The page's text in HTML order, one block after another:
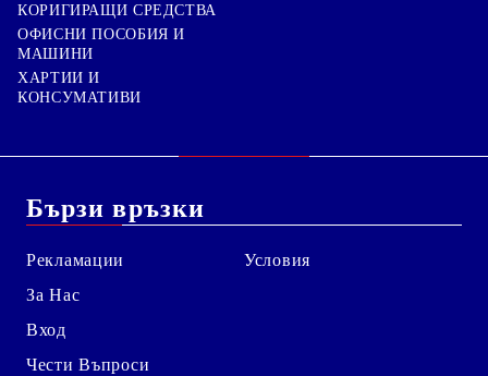
КОРИГИРАЩИ СРЕДСТВА
ОФИСНИ ПОСОБИЯ И
МАШИНИ
ХАРТИИ И
КОНСУМАТИВИ
Бързи връзки
Рекламации
За Нас
Вход
Чести Въпроси
Условия